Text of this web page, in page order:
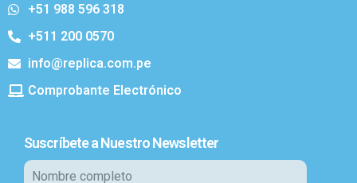
+51 988 596 318
+511 200 0570
info@replica.com.pe
Comprobante Electrónico
Suscríbete a Nuestro Newsletter